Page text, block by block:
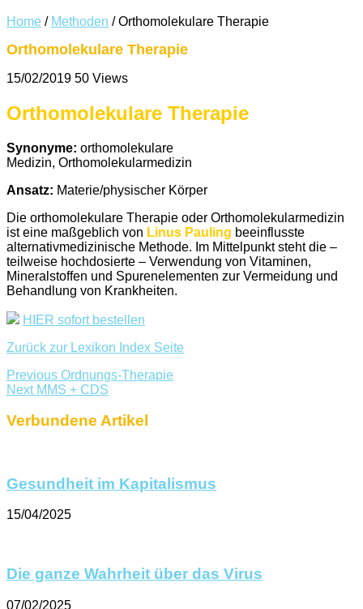
Home / Methoden / Orthomolekulare Therapie
Orthomolekulare Therapie
15/02/2019 50 Views
Orthomolekulare Therapie
Synonyme: orthomolekulare
Medizin, Orthomolekularmedizin
Ansatz: Materie/physischer Körper
Die orthomolekulare Therapie oder Orthomolekularmedizin
ist eine maßgeblich von Linus Pauling beeinflusste
alternativmedizinische Methode. Im Mittelpunkt steht die –
teilweise hochdosierte – Verwendung von Vitaminen,
Mineralstoffen und Spurenelementen zur Vermeidung und
Behandlung von Krankheiten.
HIER sofort bestellen
Zurück zur Lexikon Index Seite
Previous Ordnungs-Therapie
NextMMS + CDS
Verbundene Artikel
Gesundheit im Kapitalismus
15/04/2025
Die ganze Wahrheit über das Virus
07/02/2025